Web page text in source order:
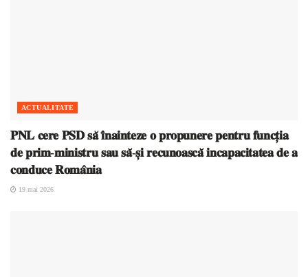
ACTUALITATE
𝐏𝐍𝐋 𝐜𝐞𝐫𝐞 𝐏𝐒𝐃 𝐬𝐚̆ 𝐢̂𝐧𝐚𝐢𝐧𝐭𝐞𝐳𝐞 𝐨 𝐩𝐫𝐨𝐩𝐮𝐧𝐞𝐫𝐞 𝐩𝐞𝐧𝐭𝐫𝐮 𝐟𝐮𝐧𝐜𝐭̦𝐢𝐚
𝐝𝐞 𝐩𝐫𝐢𝐦-𝐦𝐢𝐧𝐢𝐬𝐭𝐫𝐮 𝐬𝐚𝐮 𝐬𝐚̆-𝐬̦𝐢 𝐫𝐞𝐜𝐮𝐧𝐨𝐚𝐬𝐜𝐚̆ 𝐢𝐧𝐜𝐚𝐩𝐚𝐜𝐢𝐭𝐚𝐭𝐞𝐚 𝐝𝐞 𝐚
𝐜𝐨𝐧𝐝𝐮𝐜𝐞 𝐑𝐨𝐦𝐚̂𝐧𝐢𝐚
19 mai 2026